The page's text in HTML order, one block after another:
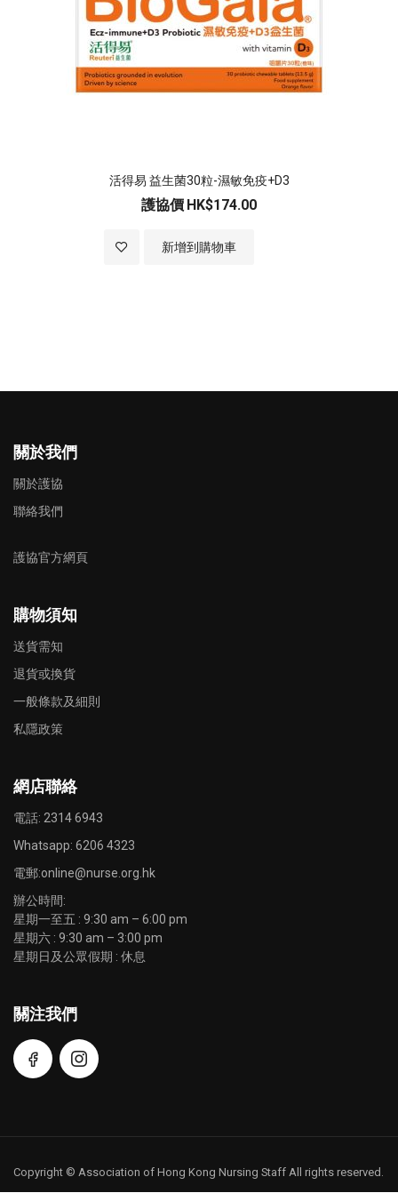
活得易 益生菌30粒-濕敏免疫+D3
護協價 HK$174.00
新增到購物車
加入至願望清單
關於我們
關於護協
聯絡我們
護協官方網頁
購物須知
送貨需知
退貨或換貨
一般條款及細則
私隱政策
網店聯絡
電話: 2314 6943
Whatsapp: 6206 4323
電郵:online@nurse.org.hk
辦公時間:
星期一至五 : 9:30 am – 6:00 pm
星期六 : 9:30 am – 3:00 pm
星期日及公眾假期 : 休息
關注我們
Copyright © Association of Hong Kong Nursing Staff All rights reserved.